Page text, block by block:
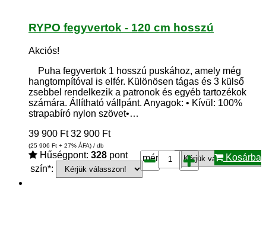
RYPO fegyvertok - 120 cm hosszú
Akciós!
Puha fegyvertok 1 hosszú puskához, amely még
hangtompítóval is elfér. Különösen tágas és 3 külső
zsebbel rendelkezik a patronok és egyéb tartozékok
számára. Állítható vállpánt. Anyagok: • Kívül: 100%
strapabíró nylon szövet•…
39 900 Ft 32 900 Ft
(25 906 Ft + 27% ÁFA) / db
Hűségpont: 328 pont
méret*:
szín*:
Kosárba